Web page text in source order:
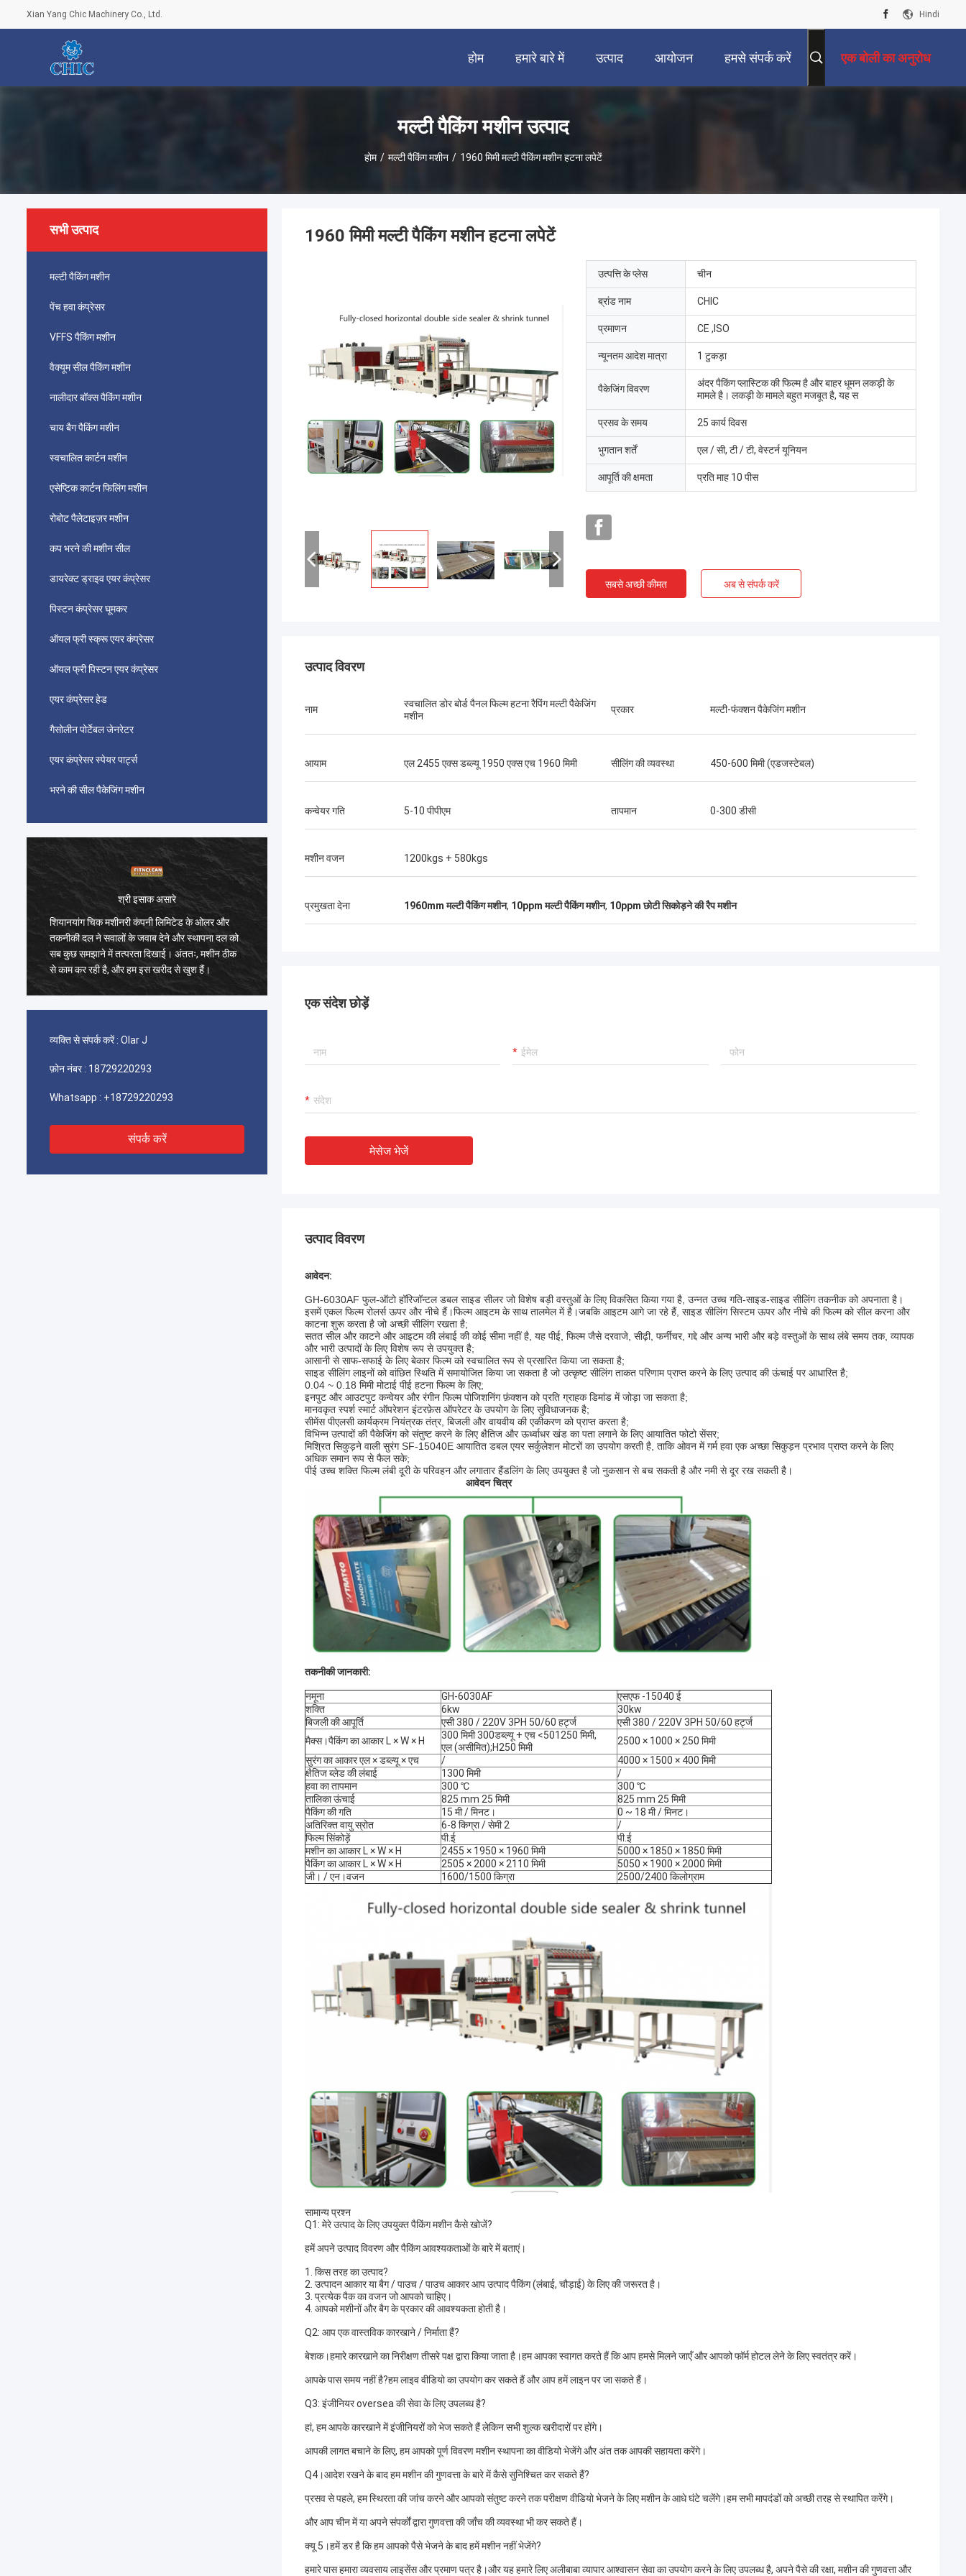
Xian Yang Chic Machinery Co., Ltd. Hindi
होम हमारे बारे में उत्पाद आयोजन हमसे संपर्क करें एक बोली का अनुरोध
मल्टी पैकिंग मशीन उत्पाद
होम / मल्टी पैकिंग मशीन / 1960 मिमी मल्टी पैकिंग मशीन हटना लपेटें
सभी उत्पाद
मल्टी पैकिंग मशीन
पेंच हवा कंप्रेसर
VFFS पैकिंग मशीन
वैक्यूम सील पैकिंग मशीन
नालीदार बॉक्स पैकिंग मशीन
चाय बैग पैकिंग मशीन
स्वचालित कार्टन मशीन
एसेप्टिक कार्टन फिलिंग मशीन
रोबोट पैलेटाइज़र मशीन
कप भरने की मशीन सील
डायरेक्ट ड्राइव एयर कंप्रेसर
पिस्टन कंप्रेसर घूमकर
ऑयल फ्री स्क्रू एयर कंप्रेसर
ऑयल फ्री पिस्टन एयर कंप्रेसर
एयर कंप्रेसर हेड
गैसोलीन पोर्टेबल जेनरेटर
एयर कंप्रेसर स्पेयर पार्ट्स
भरने की सील पैकेजिंग मशीन
श्री इसाक असारे
शियानयांग चिक मशीनरी कंपनी लिमिटेड के ओलर और
तकनीकी दल ने सवालों के जवाब देने और स्थापना दल को
सब कुछ समझाने में तत्परता दिखाई। अंततः, मशीन ठीक
से काम कर रही है, और हम इस खरीद से खुश हैं।
श्री इसाक असारे
शियानयांग चिक मशीनरी कंपनी लिमिटेड के ओलर और
व्यक्ति से संपर्क करें : Olar J
फ़ोन नंबर : 18729220293
Whatsapp : +18729220293
संपर्क करें
1960 मिमी मल्टी पैकिंग मशीन हटना लपेटें
उत्पत्ति के प्लेस चीन
ब्रांड नाम CHIC
प्रमाणन CE ,ISO
न्यूनतम आदेश मात्रा 1 टुकड़ा
पैकेजिंग विवरण
अंदर पैकिंग प्लास्टिक की फिल्म है और बाहर धूमन लकड़ी के
मामले है। लकड़ी के मामले बहुत मजबूत है, यह स
प्रसव के समय 25 कार्य दिवस
भुगतान शर्तें एल / सी, टी / टी, वेस्टर्न यूनियन
आपूर्ति की क्षमता प्रति माह 10 पीस
सबसे अच्छी कीमत अब से संपर्क करें
उत्पाद विवरण
नाम
स्वचालित डोर बोर्ड पैनल फिल्म हटना रैपिंग मल्टी पैकेजिंग
मशीन
प्रकार मल्टी-फंक्शन पैकेजिंग मशीन
आयाम एल 2455 एक्स डब्ल्यू 1950 एक्स एच 1960 मिमी सीलिंग की व्यवस्था 450-600 मिमी (एडजस्टेबल)
कन्वेयर गति 5-10 पीपीएम तापमान 0-300 डीसी
मशीन वजन 1200kgs + 580kgs
प्रमुखता देना 1960mm मल्टी पैकिंग मशीन, 10ppm मल्टी पैकिंग मशीन, 10ppm छोटी सिकोड़ने की रैप मशीन
एक संदेश छोड़ें
मेसेज भेजें
उत्पाद विवरण
आवेदन:
GH-6030AF फुल-ऑटो हॉरिजॉन्टल डबल साइड सीलर जो विशेष बड़ी वस्तुओं के लिए विकसित किया गया है, उन्नत उच्च गति-साइड-साइड सीलिंग तकनीक को अपनाता है।
इसमें एकल फिल्म रोलर्स ऊपर और नीचे हैं।फिल्म आइटम के साथ तालमेल में है।जबकि आइटम आगे जा रहे हैं, साइड सीलिंग सिस्टम ऊपर और नीचे की फिल्म को सील करना और
काटना शुरू करता है जो अच्छी सीलिंग रखता है;
सतत सील और काटने और आइटम की लंबाई की कोई सीमा नहीं है, यह पीई, फिल्म जैसे दरवाजे, सीढ़ी, फर्नीचर, गद्दे और अन्य भारी और बड़े वस्तुओं के साथ लंबे समय तक, व्यापक
और भारी उत्पादों के लिए विशेष रूप से उपयुक्त है;
आसानी से साफ-सफाई के लिए बेकार फिल्म को स्वचालित रूप से प्रसारित किया जा सकता है;
साइड सीलिंग लाइनों को वांछित स्थिति में समायोजित किया जा सकता है जो उत्कृष्ट सीलिंग ताकत परिणाम प्राप्त करने के लिए उत्पाद की ऊंचाई पर आधारित है;
0.04 ~ 0.18 मिमी मोटाई पीई हटना फिल्म के लिए;
इनपुट और आउटपुट कन्वेयर और रंगीन फिल्म पोजिशनिंग फ़ंक्शन को प्रति ग्राहक डिमांड में जोड़ा जा सकता है;
मानवकृत स्पर्श स्मार्ट ऑपरेशन इंटरफ़ेस ऑपरेटर के उपयोग के लिए सुविधाजनक है;
सीमेंस पीएलसी कार्यक्रम नियंत्रक तंत्र, बिजली और वायवीय की एकीकरण को प्राप्त करता है;
विभिन्न उत्पादों की पैकेजिंग को संतुष्ट करने के लिए क्षैतिज और ऊर्ध्वाधर खंड का पता लगाने के लिए आयातित फोटो सेंसर;
मिश्रित सिकुड़ने वाली सुरंग SF-15040E आयातित डबल एयर सर्कुलेशन मोटरों का उपयोग करती है, ताकि ओवन में गर्म हवा एक अच्छा सिकुड़न प्रभाव प्राप्त करने के लिए
अधिक समान रूप से फैल सके;
पीई उच्च शक्ति फिल्म लंबी दूरी के परिवहन और लगातार हैंडलिंग के लिए उपयुक्त है जो नुकसान से बच सकती है और नमी से दूर रख सकती है।
आवेदन चित्र
तकनीकी जानकारी:
नमूना GH-6030AF
एसएफ -15040 ई
शक्ति
6kw
30kw
बिजली की आपूर्ति
एसी 380 / 220V 3PH 50/60 हर्ट्ज
एसी 380 / 220V 3PH 50/60 हर्ट्ज
मैक्स।पैकिंग का आकार L × W × H
300 मिमी 300डब्ल्यू + एच <501250 मिमी,
एल (असीमित);H250 मिमी
2500 × 1000 × 250 मिमी
सुरंग का आकार एल × डब्ल्यू × एच
/
4000 × 1500 × 400 मिमी
क्षैतिज ब्लेड की लंबाई
1300 मिमी
/
हवा का तापमान
300 ℃
300 ℃
तालिका ऊंचाई
825 mm 25 मिमी
825 mm 25 मिमी
पैकिंग की गति
15 मी / मिनट।
0 ~ 18 मी / मिनट।
अतिरिक्त वायु स्रोत
6-8 किग्रा / सेमी 2
/
फिल्म सिंकोड़ें
पी.ई
पी.ई
मशीन का आकार L × W × H
2455 × 1950 × 1960 मिमी
5000 × 1850 × 1850 मिमी
पैकिंग का आकार L × W × H
2505 × 2000 × 2110 मिमी
5050 × 1900 × 2000 मिमी
जी। / एन।वजन
1600/1500 किग्रा 2500/2400 किलोग्राम
सामान्य प्रश्न
Q1: मेरे उत्पाद के लिए उपयुक्त पैकिंग मशीन कैसे खोजें?
हमें अपने उत्पाद विवरण और पैकिंग आवश्यकताओं के बारे में बताएं।
1. किस तरह का उत्पाद?
2. उत्पादन आकार या बैग / पाउच / पाउच आकार आप उत्पाद पैकिंग (लंबाई, चौड़ाई) के लिए की जरूरत है।
3. प्रत्येक पैक का वजन जो आपको चाहिए।
4. आपको मशीनों और बैग के प्रकार की आवश्यकता होती है।
Q2: आप एक वास्तविक कारखाने / निर्माता हैं?
बेशक।हमारे कारखाने का निरीक्षण तीसरे पक्ष द्वारा किया जाता है।हम आपका स्वागत करते हैं कि आप हमसे मिलने जाएँ और आपको फॉर्म होटल लेने के लिए स्वतंत्र करें।
आपके पास समय नहीं है?हम लाइव वीडियो का उपयोग कर सकते हैं और आप हमें लाइन पर जा सकते हैं।
Q3: इंजीनियर oversea की सेवा के लिए उपलब्ध है?
हां, हम आपके कारखाने में इंजीनियरों को भेज सकते हैं लेकिन सभी शुल्क खरीदारों पर होंगे।
आपकी लागत बचाने के लिए, हम आपको पूर्ण विवरण मशीन स्थापना का वीडियो भेजेंगे और अंत तक आपकी सहायता करेंगे।
Q4।आदेश रखने के बाद हम मशीन की गुणवत्ता के बारे में कैसे सुनिश्चित कर सकते हैं?
प्रसव से पहले, हम स्थिरता की जांच करने और आपको संतुष्ट करने तक परीक्षण वीडियो भेजने के लिए मशीन के आधे घंटे चलेंगे।हम सभी मापदंडों को अच्छी तरह से स्थापित करेंगे।
और आप चीन में या अपने संपर्कों द्वारा गुणवत्ता की जाँच की व्यवस्था भी कर सकते हैं।
क्यू 5।हमें डर है कि हम आपको पैसे भेजने के बाद हमें मशीन नहीं भेजेंगे?
हमारे पास हमारा व्यवसाय लाइसेंस और प्रमाण पत्र है।और यह हमारे लिए अलीबाबा व्यापार आश्वासन सेवा का उपयोग करने के लिए उपलब्ध है, अपने पैसे की रक्षा, मशीन की गुणवत्ता और